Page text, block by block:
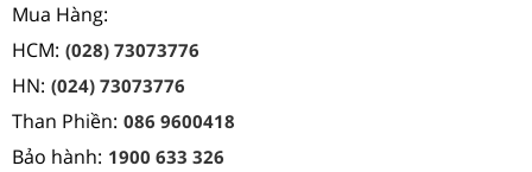
Mua Hàng:
HCM: (028) 73073776
HN: (024) 73073776
Than Phiền: 086 9600418
Bảo hành: 1900 633 326